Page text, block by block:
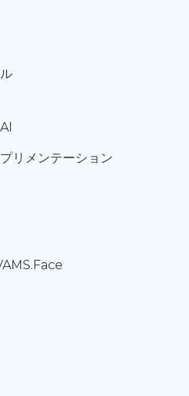
AI
リメンテーション